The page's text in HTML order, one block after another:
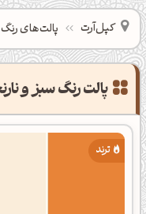
کپل‌آرت پالت‌های رنگ